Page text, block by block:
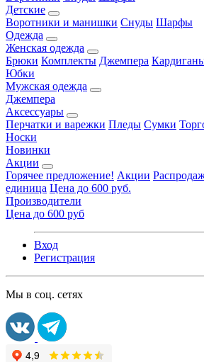
Детские
Воротники и манишки Снуды Шарфы
Одежда
Женская одежда
Брюки Комплекты Джемпера
Юбки
Мужская одежда
Джемпера
Аксессуары
Перчатки и варежки Пледы Сумки
Носки
Новинки
Акции
Горячее предложение! Акции
единица Цена до 600 руб.
Производители
Цена до 600 руб
Вход
Регистрация
Мы в соц. сетях